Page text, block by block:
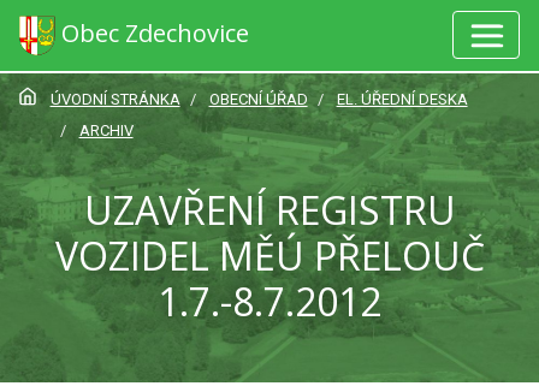
Obec Zdechovice
ÚVODNÍ STRÁNKA OBECNÍ ÚŘAD
EL. ÚŘEDNÍ DESKA
ARCHIV
UZAVŘENÍ REGISTRU
VOZIDEL MĚÚ PŘELOUČ
1.7.-8.7.2012